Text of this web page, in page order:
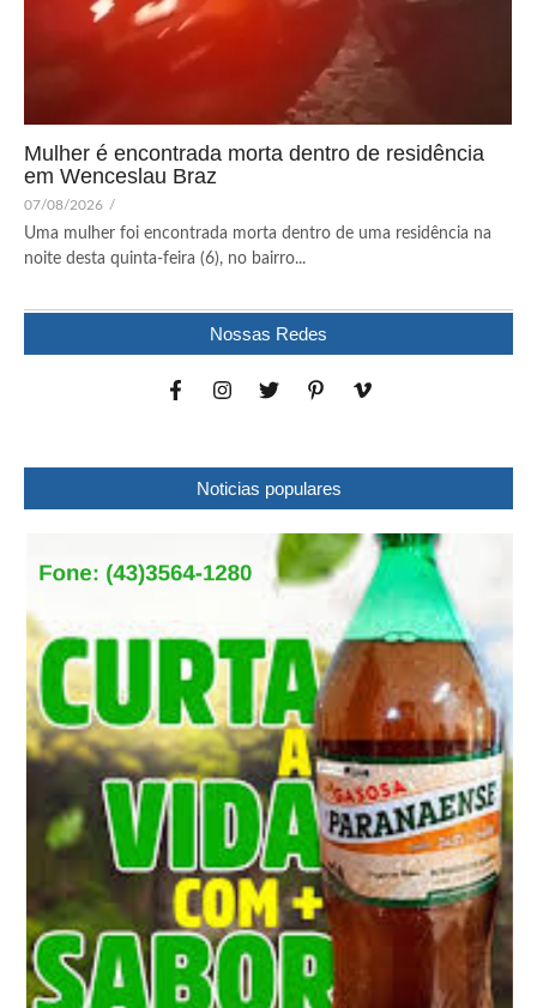
Mulher é encontrada morta dentro de residência
em Wenceslau Braz
07/08/2026 /
Uma mulher foi encontrada morta dentro de uma residência na
noite desta quinta-feira (6), no bairro...
Nossas Redes
Noticias populares